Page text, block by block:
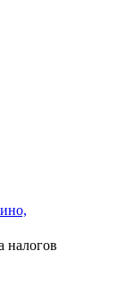
налогов